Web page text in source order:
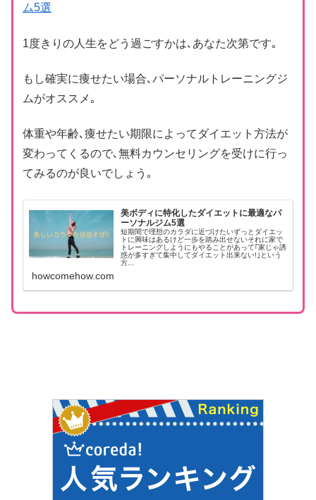
ム5選
1度きりの人生をどう過ごすかは､あなた次第です｡
もし確実に痩せたい場合､パーソナルトレーニングジ
ムがオススメ｡
体重や年齢､痩せたい期限によってダイエット方法が
変わってくるので､無料カウンセリングを受けに行っ
てみるのが良いでしょう｡
美ボディに特化したダイエットに最適なパ
ーソナルジム5選
短期間で理想のカラダに近づけたいずっとダイエッ
トに興味はあるけど一歩を踏み出せないそれに家で
トレーニングしようにもやることがあって｢家じゃ誘
惑が多すぎて集中してダイエット出来ない!｣という
方...
howcomehow.com